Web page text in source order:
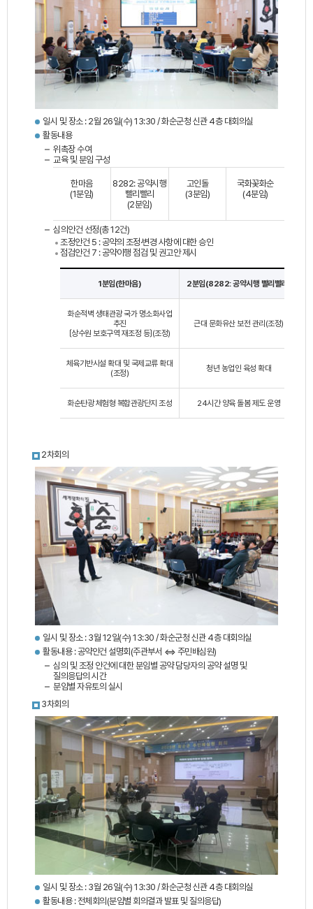
일시 및 장소 : 2월 26일(수) 13:30 / 화순군청 신관 4층 대회의실
활동내용
위촉장 수여
교육 및 분임 구성
한마음
(1분임)
8282: 공약시행
빨리빨리
(2분임)
고인돌
(3분임)
국화꽃화순
(4분임)
심의안건 선정(총 12건)
조정안건 5 : 공약의 조정·변경 사항에 대한 승인
점검안건 7 : 공약이행 점검 및 권고안 제시
1분임(한마음) 2분임(8282: 공약시행 빨리빨리)
화순적벽 생태관광 국가 명소화사업
추진
〔상수원 보호구역 재조정 등〕(조정)
근대 문화유산 보전 관리(조정)
체육기반시설 확대 및 국제교류 확대
(조정)
청년 농업인 육성 확대
화순탄광 체험형 복합관광단지 조성 24시간 양육 돌봄 제도 운영
2차회의
일시 및 장소 : 3월 12일(수) 13:30 / 화순군청 신관 4층 대회의실
활동내용 : 공약안건 설명회(주관부서 ⇔ 주민배심원)
심의 및 조정 안건에 대한 분임별 공약 담당자의 공약 설명 및
질의응답의 시간
분임별 자유토의 실시
3차회의
일시 및 장소 : 3월 26일(수) 13:30 / 화순군청 신관 4층 대회의실
활동내용 : 전체회의(분임별 회의결과 발표 및 질의응답)